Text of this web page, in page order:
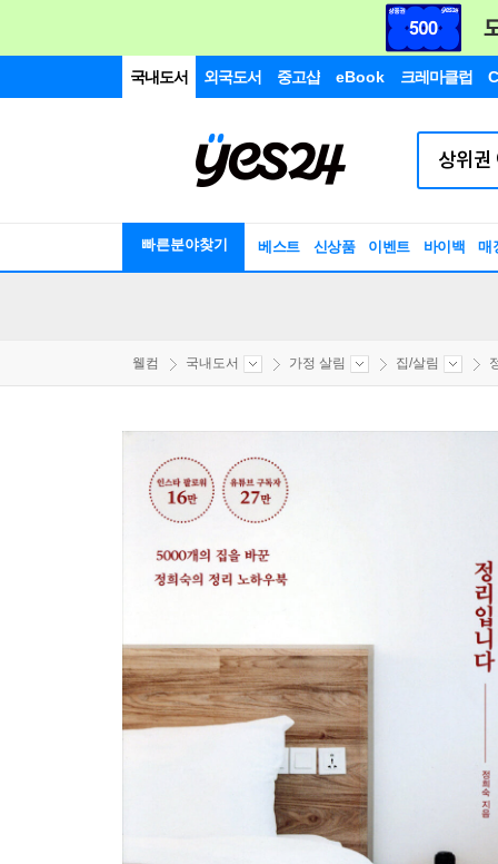
국내도서 외국도서 중고샵 eBook 크레마클럽
빠른분야찾기 베스트 신상품 이벤트 바이백 매
웰컴 국내도서 가정 살림 집/살림